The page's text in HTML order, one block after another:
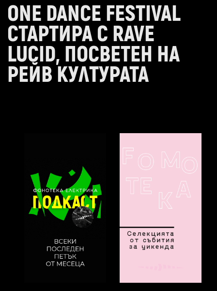
ONE DANCE FESTIVAL
СТАРТИРА С RAVE
LUCID, ПОСВЕТЕН НА
РЕЙВ КУЛТУРАТА